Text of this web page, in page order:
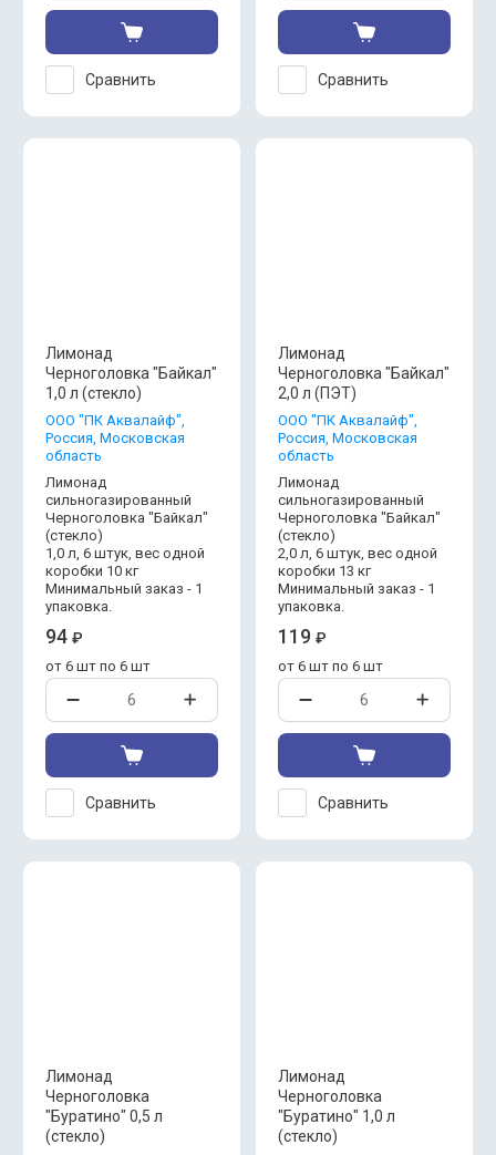
Сравнить Сравнить
Лимонад
Черноголовка "Байкал"
1,0 л (стекло)
OOO "ПК Аквалайф",
Россия, Московская
область
Лимонад
сильногазированный
Черноголовка "Байкал"
(стекло)
1,0 л, 6 штук, вес одной
коробки 10 кг
Минимальный заказ - 1
упаковка.
94 ₽
от 6 шт по 6 шт
Сравнить
Лимонад
Черноголовка "Байкал"
2,0 л (ПЭТ)
OOO "ПК Аквалайф",
Россия, Московская
область
Лимонад
сильногазированный
Черноголовка "Байкал"
(стекло)
2,0 л, 6 штук, вес одной
коробки 13 кг
Минимальный заказ - 1
упаковка.
119 ₽
от 6 шт по 6 шт
Сравнить
Лимонад
Черноголовка
"Буратино" 0,5 л
(стекло)
Лимонад
Черноголовка
"Буратино" 1,0 л
(стекло)